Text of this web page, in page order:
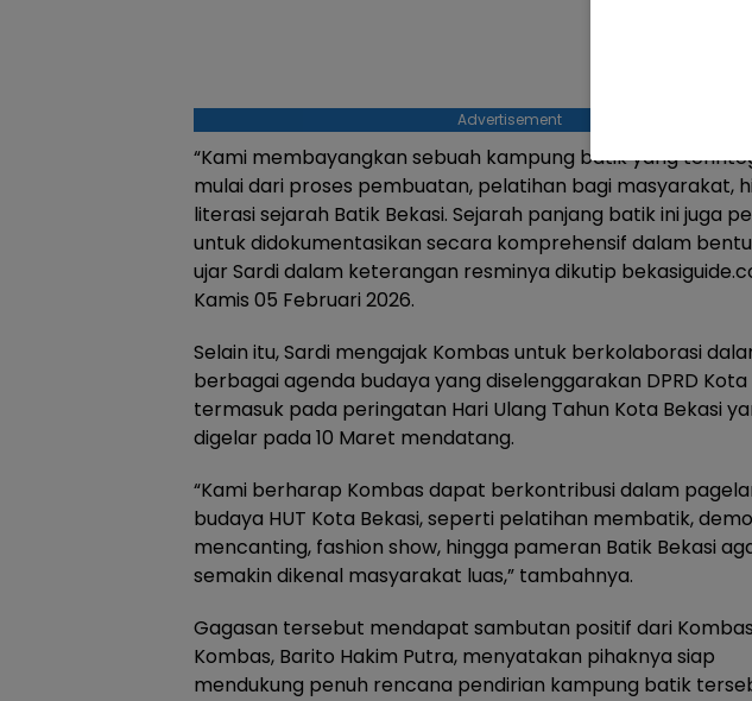
Advertisement
“Kami membayangkan sebuah kampung batik yang
mulai dari proses pembuatan, pelatihan bagi masyarakat,
literasi sejarah Batik Bekasi. Sejarah panjang batik ini juga
untuk didokumentasikan secara komprehensif dalam
ujar Sardi dalam keterangan resminya dikutip
Kamis 05 Februari 2026.
Selain itu, Sardi mengajak Kombas untuk berkolaborasi
berbagai agenda budaya yang diselenggarakan DPRD Kota
termasuk pada peringatan Hari Ulang Tahun Kota Bekasi
digelar pada 10 Maret mendatang.
“Kami berharap Kombas dapat berkontribusi dalam
budaya HUT Kota Bekasi, seperti pelatihan membatik, demo
mencanting, fashion show, hingga pameran Batik Bekasi
semakin dikenal masyarakat luas,” tambahnya.
Gagasan tersebut mendapat sambutan positif dari
Kombas, Barito Hakim Putra, menyatakan pihaknya siap
mendukung penuh rencana pendirian kampung batik